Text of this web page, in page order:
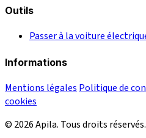
Outils
Passer à la voiture
Informations
Mentions légales Politique de
cookies
© 2026 Apila. Tous droits réservés.